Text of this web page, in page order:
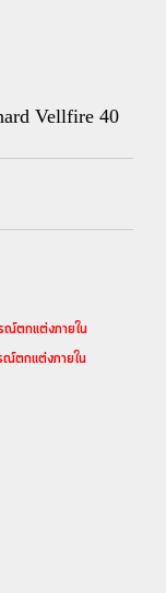
Vellfire 40
ณ์ตกแต่งภายใน
ตกแต่งภายใน